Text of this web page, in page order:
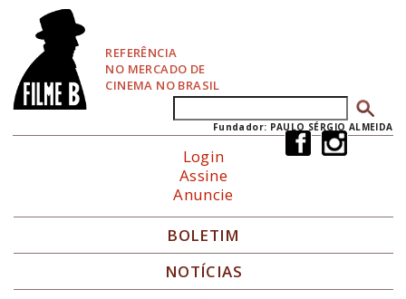
REFERÊNCIA
NO MERCADO DE
CINEMA NO BRASIL
Formulário de busca
Fundador: PAULO SÉRGIO ALMEIDA
Login
Assine
Anuncie
BOLETIM
NOTÍCIAS